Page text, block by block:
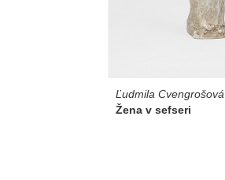
Ľudmila Cvengrošová
Žena v sefseri